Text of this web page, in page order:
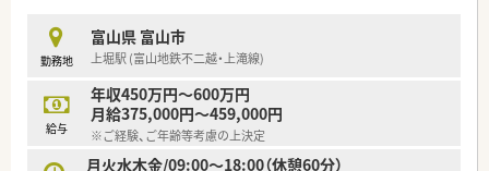
勤務地
富山県 富山市
上堀駅 (富山地鉄不二越・上滝線)
給与
年収450万円～600万円
月給375,000円～459,000円
※ご経験、ご年齢等考慮の上決定
月火水木金/09:00～18:00（休憩60分）